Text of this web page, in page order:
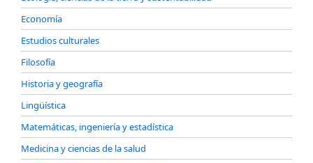
Economía
Estudios culturales
Filosofía
Historia y geografía
Lingüística
Matemáticas, ingeniería y estadística
Medicina y ciencias de la salud